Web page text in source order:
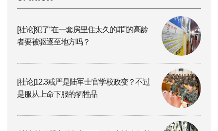
[社论]犯了“在一套房里住太久的罪”的高龄
者要被驱逐至地方吗？
[社论]12.3戒严是陆军士官学校政变？不过
是服从上命下服的牺牲品